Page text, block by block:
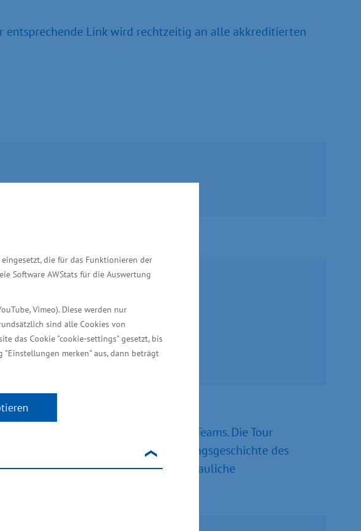
die für das Funktionieren der
Software AWStats für die Auswertung
Vimeo). Diese werden nur
sind alle Cookies von
das Cookie "cookie-settings" gesetzt, bis
"Einstellungen merken" aus, dann beträgt
entsprechende Link wird rechtzeitig an alle akkreditierten
Ines Jesse im Steinsaal
Werkstatt des ThaiGer H2 Racing Teams. Die Tour
und -nutzung, die Entwicklungsgeschichte des
Programm beinhaltet zudem anschauliche